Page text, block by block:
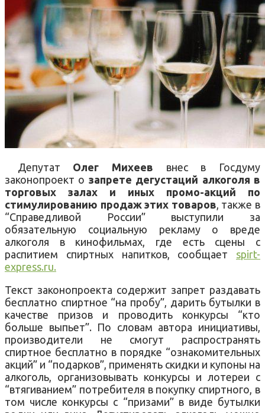
Депутат Олег Михеев внес в Госдуму
законопроект о запрете дегустаций алкоголя в
торговых залах и иных промо-акций по
стимулированию продаж этих товаров , также в
“Справедливой России” выступили за
обязательную социальную рекламу о вреде
алкоголя в кинофильмах, где есть сцены с
распитием спиртных напитков, сообщает spirt-
express.ru.
Текст законопроекта содержит запрет раздавать
бесплатно спиртное “на пробу”, дарить бутылки в
качестве призов и проводить конкурсы “кто
больше выпьет”. По словам автора инициативы,
производители не смогут распространять
спиртное бесплатно в порядке “ознакомительных
акций” и “подарков”, применять скидки и купоны на
алкоголь, организовывать конкурсы и лотереи с
“втягиванием” потребителя в покупку спиртного, в
том числе конкурсы с “призами” в виде бутылки